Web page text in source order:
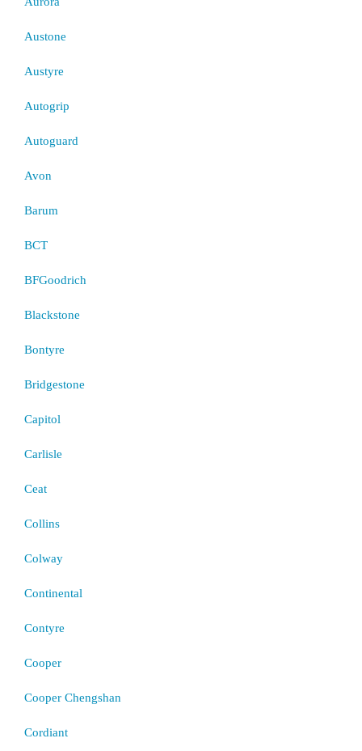
Austone
Austyre
Autogrip
Autoguard
Avon
Barum
BCT
BFGoodrich
Blackstone
Bontyre
Bridgestone
Capitol
Carlisle
Ceat
Collins
Colway
Continental
Contyre
Cooper
Cooper Chengshan
Cordiant